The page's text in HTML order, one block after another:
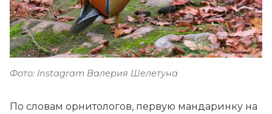
Фото: Instagram Валерия Шелетуна
По словам орнитологов, первую мандаринку на